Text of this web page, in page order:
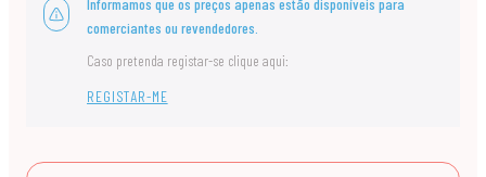
Informamos que os preços apenas estão disponíveis para
comerciantes ou revendedores.
Caso pretenda registar-se clique aqui:
REGISTAR-ME